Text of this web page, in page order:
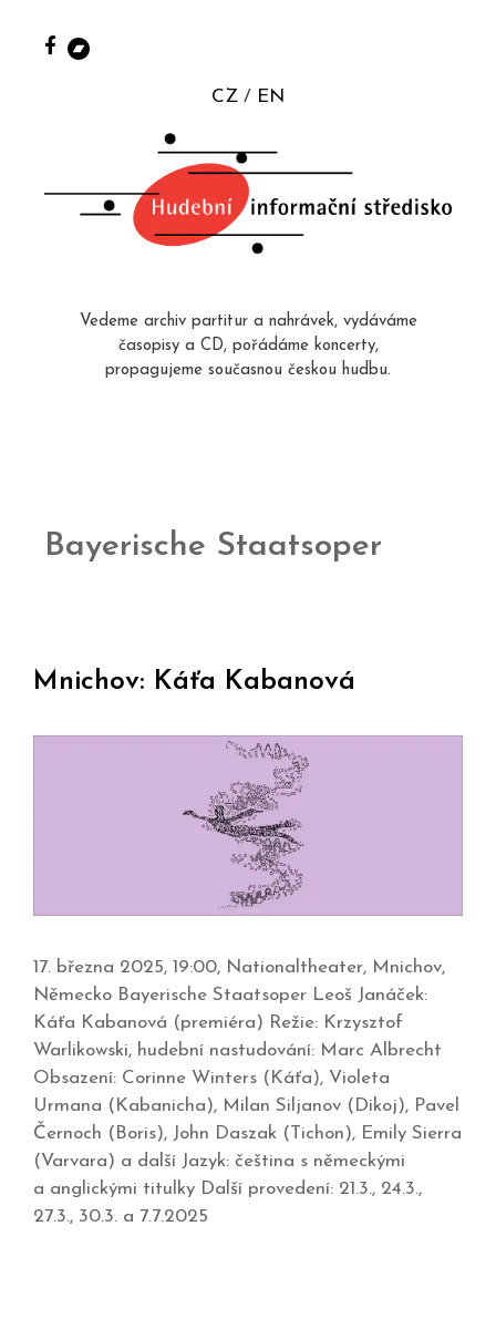
CZ EN
Vedeme archiv partitur a nahrávek, vydáváme
časopisy a CD, pořádáme koncerty,
propagujeme současnou českou hudbu.
Bayerische Staatsoper
Mnichov: Káťa Kabanová
17. března 2025, 19:00, Nationaltheater, Mnichov,
Německo Bayerische Staatsoper Leoš Janáček:
Káťa Kabanová (premiéra) Režie: Krzysztof
Warlikowski, hudební nastudování: Marc Albrecht
Obsazení: Corinne Winters (Káťa), Violeta
Urmana (Kabanicha), Milan Siljanov (Dikoj), Pavel
Černoch (Boris), John Daszak (Tichon), Emily Sierra
(Varvara) a další Jazyk: čeština s německými
a anglickými titulky Další provedení: 21.3., 24.3.,
27.3., 30.3. a 7.7.2025